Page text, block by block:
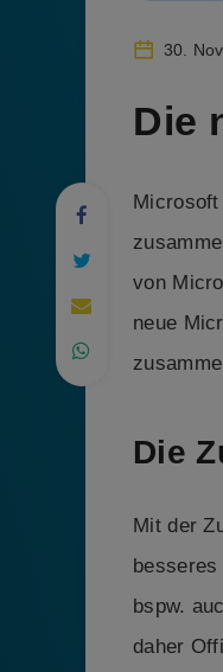
30.
Die
von
neue
Die
Mit der
bspw.
daher